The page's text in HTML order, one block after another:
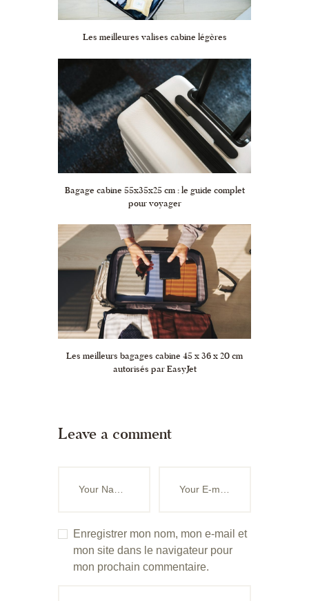
Les meilleures valises cabine légères
Bagage cabine 55x35x25 cm : le guide complet
pour voyager
Les meilleurs bagages cabine 45 x 36 x 20 cm
autorisés par EasyJet
Leave a comment
Enregistrer mon nom, mon e-mail et
mon site dans le navigateur pour
mon prochain commentaire.